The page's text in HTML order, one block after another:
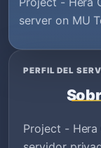
server on MU
PERFIL DEL
Project - Hera